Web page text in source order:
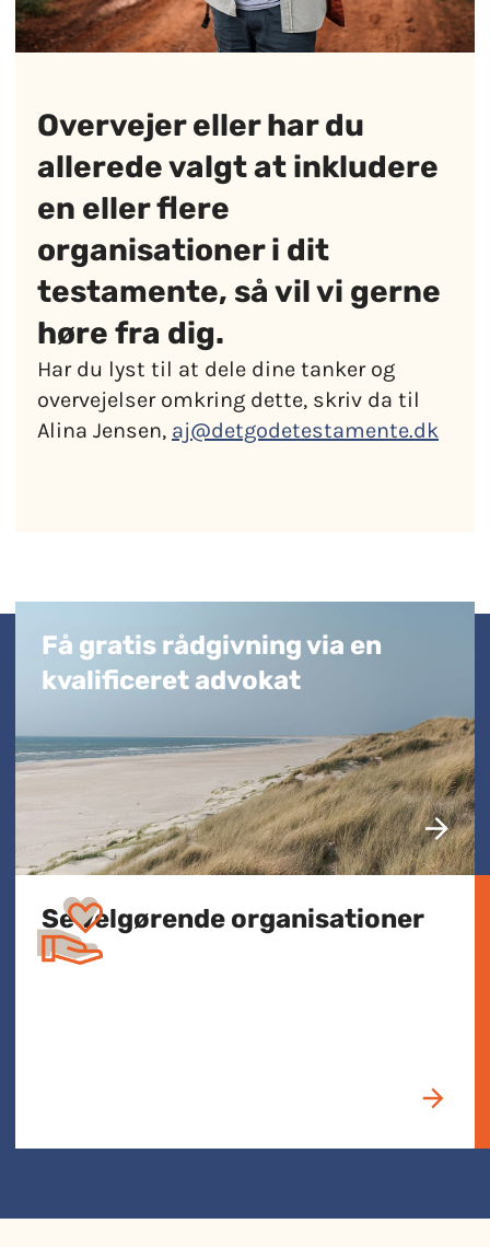
Overvejer eller har du
allerede valgt at inkludere
en eller flere
organisationer i dit
testamente, så vil vi gerne
høre fra dig.
Har du lyst til at dele dine tanker og
overvejelser omkring dette, skriv da til
Alina Jensen, aj@detgodetestamente.dk
Få gratis rådgivning via en
kvalificeret advokat​
Se velgørende organisationer​